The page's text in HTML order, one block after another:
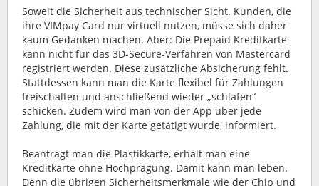
Soweit die Sicherheit aus technischer Sicht. Kunden, die
ihre VIMpay Card nur virtuell nutzen, müsse sich daher
kaum Gedanken machen. Aber: Die Prepaid Kreditkarte
kann nicht für das 3D-Secure-Verfahren von Mastercard
registriert werden. Diese zusätzliche Absicherung fehlt.
Stattdessen kann man die Karte flexibel für Zahlungen
freischalten und anschließend wieder „schlafen“
schicken. Zudem wird man von der App über jede
Zahlung, die mit der Karte getätigt wurde, informiert.
Beantragt man die Plastikkarte, erhält man eine
Kreditkarte ohne Hochprägung. Damit kann man leben.
Denn die übrigen Sicherheitsmerkmale wie der Chip und